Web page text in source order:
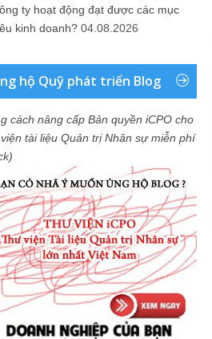
ty hoạt động đạt được các mục
kinh doanh? 04.08.2026
hộ Quỹ phát triển Blog
cách nâng cấp Bản quyền iCPO cho
tài liệu Quản trị Nhân sự miễn phí